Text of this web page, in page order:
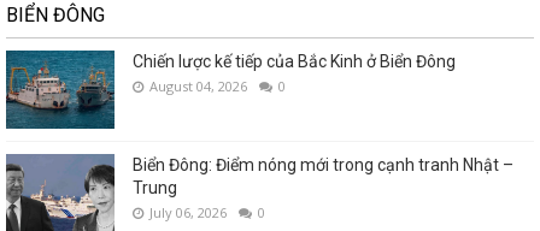
BIỂN ĐÔNG
Chiến lược kế tiếp của Bắc Kinh ở Biển Đông
August 04, 2026 0
Biển Đông: Điểm nóng mới trong cạnh tranh Nhật –
Trung
July 06, 2026 0